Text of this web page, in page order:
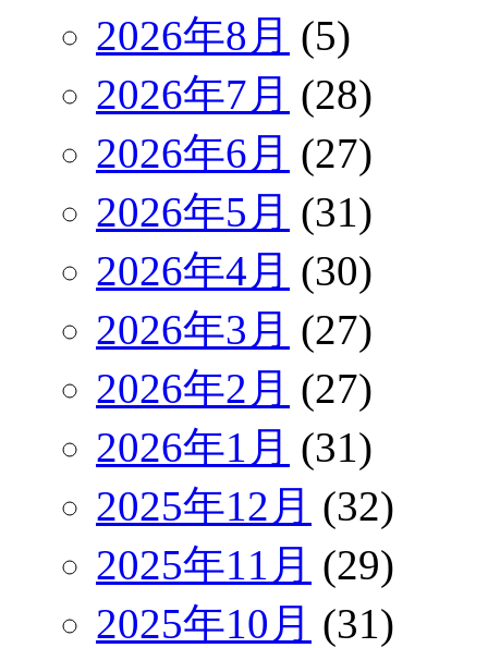
2026年8月 (5)
2026年7月 (28)
2026年6月 (27)
2026年5月 (31)
2026年4月 (30)
2026年3月 (27)
2026年2月 (27)
2026年1月 (31)
2025年12月 (32)
2025年11月 (29)
2025年10月 (31)